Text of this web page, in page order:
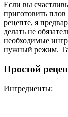
Если вы
приготовить
рецепте, я
делать не
необходимые
нужный режим.
Простой
Ингредиенты: